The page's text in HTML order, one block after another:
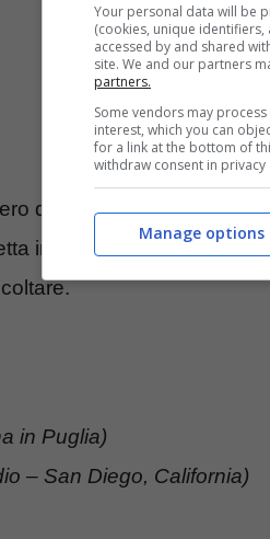
disco passerà
inglese
Group Bracil
)
in Puglia)
– San Diego, California)
Your personal data will be
(cookies, unique
accessed by and shared
site. We and our partners
partners.
Some vendors may
interest, which you can
for a link at the bottom of
withdraw consent in
Manage options